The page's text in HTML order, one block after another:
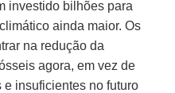
investido bilhões para
ainda maior. Os
na redução da
agora, em vez de
insuficientes no futuro